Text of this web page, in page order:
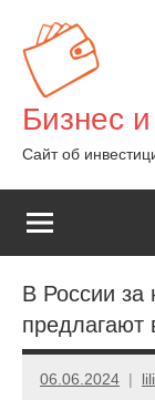
содержимому
Бизнес
Сайт об
В России за
предлагают
06.06.2024